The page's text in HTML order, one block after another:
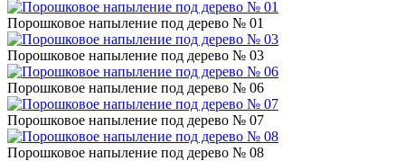
Порошковое напыление под дерево № 01
Порошковое напыление под дерево № 03
Порошковое напыление под дерево № 06
Порошковое напыление под дерево № 07
Порошковое напыление под дерево № 08